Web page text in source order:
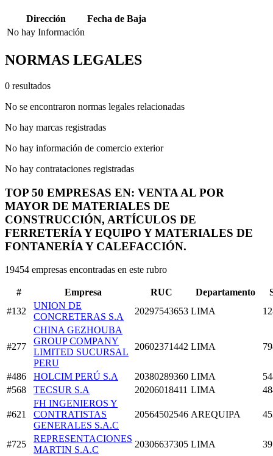
Dirección
Fecha de Baja
No hay Información
NORMAS LEGALES
0 resultados
No se encontraron normas legales relacionadas
No hay marcas registradas
No hay información de comercio exterior
No hay contrataciones registradas
TOP 50 EMPRESAS EN: VENTA AL POR
MAYOR DE MATERIALES DE
CONSTRUCCIÓN, ARTÍCULOS DE
FERRETERÍA Y EQUIPO Y MATERIALES DE
FONTANERÍA Y CALEFACCIÓN.
19454 empresas encontradas en este rubro
# Empresa RUC Departamento
#132
UNION DE
CONCRETERAS S.A
20297543653 LIMA
#277
CHINA GEZHOUBA
GROUP COMPANY
LIMITED SUCURSAL
PERU
20602371442 LIMA
#486 HOLCIM PERÚ S.A 20380289360 LIMA
#568
TECSUR S.A 20206018411 LIMA
#621
FH INGENIEROS Y
CONTRATISTAS
GENERALES S.A.C
20564502546 AREQUIPA
#725
REPRESENTACIONES
MARTIN S.A.C
20306637305 LIMA